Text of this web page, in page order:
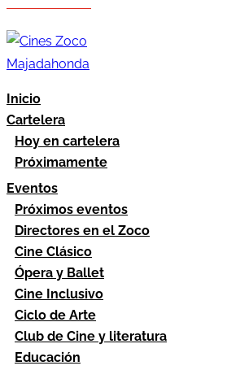
Inicio
Cartelera
Hoy en cartelera
Próximamente
Eventos
Próximos eventos
Directores en el Zoco
Cine Clásico
Ópera y Ballet
Cine Inclusivo
Ciclo de Arte
Club de Cine y literatura
Educación